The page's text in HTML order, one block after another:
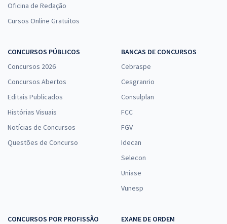
Oficina de Redação
Cursos Online Gratuitos
CONCURSOS PÚBLICOS
Concursos 2026
Concursos Abertos
Editais Publicados
Histórias Visuais
Notícias de Concursos
Questões de Concurso
BANCAS DE CONCURSOS
Cebraspe
Cesgranrio
Consulplan
FCC
FGV
Idecan
Selecon
Uniase
Vunesp
CONCURSOS POR PROFISSÃO
EXAME DE ORDEM